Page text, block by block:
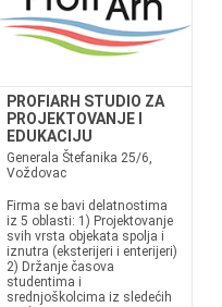
PROFIARH STUDIO ZA
PROJEKTOVANJE I
EDUKACIJU
Generala Štefanika 25/6,
Voždovac
Firma se bavi delatnostima
iz 5 oblasti: 1) Projektovanje
svih vrsta objekata spolja i
iznutra (eksterijeri i enterijeri)
2) Držanje časova
studentima i
srednjoškolcima iz sledećih